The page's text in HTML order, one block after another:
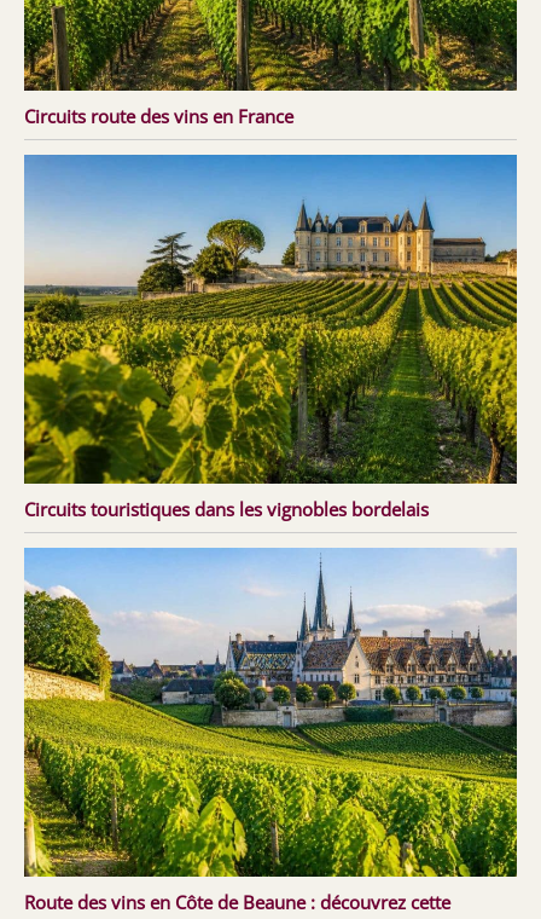
Circuits route des vins en France
Circuits touristiques dans les vignobles bordelais
Route des vins en Côte de Beaune : découvrez cette